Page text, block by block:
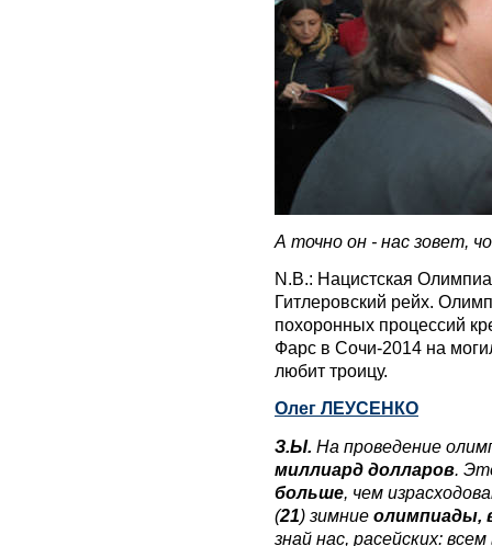
А точно он - нас зовет,
N.B.: Нацистская
Гитлеровский рейх.
похоронных процессий
Фарс в Сочи-2014 на
любит троицу.
Олег ЛЕУСЕНКО
З.Ы. На проведение
миллиард долларов .
больше , чем
(21) зимние олимпиады,
знай нас, расейских: